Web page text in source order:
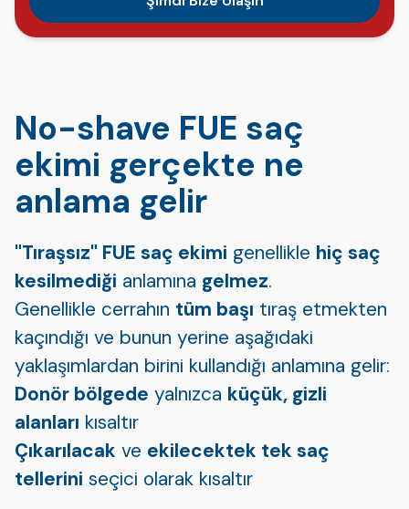
No-shave FUE saç
ekimi gerçekte ne
anlama gelir
"Tıraşsız" FUE saç ekimi genellikle hiç saç
kesilmediği anlamına gelmez.
Genellikle cerrahın tüm başı tıraş etmekten
kaçındığı ve bunun yerine aşağıdaki
yaklaşımlardan birini kullandığı anlamına gelir:
Donör bölgede yalnızca küçük, gizli
alanları kısaltır
Çıkarılacak ve ekilecektek tek saç
tellerini seçici olarak kısaltır